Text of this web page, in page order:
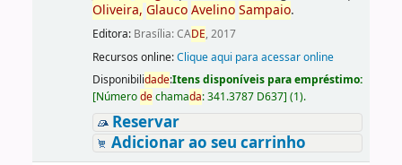
Oliveira, Glauco Avelino Sampaio.
Editora: Brasília: CADE, 2017
Recursos online:Clique aqui para acessar online
Disponibilidade:Itens disponíveis para empréstimo:
[Númerodechamada:341.3787 D637] (1).
Reservar
Adicionar ao seu carrinho